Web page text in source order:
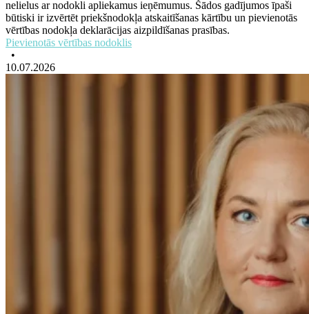
nelielus ar nodokli apliekamus ieņēmumus. Šādos gadījumos īpaši
būtiski ir izvērtēt priekšnodokļa atskaitīšanas kārtību un pievienotās
vērtības nodokļa deklarācijas aizpildīšanas prasības.
Pievienotās vērtības nodoklis
•
10.07.2026